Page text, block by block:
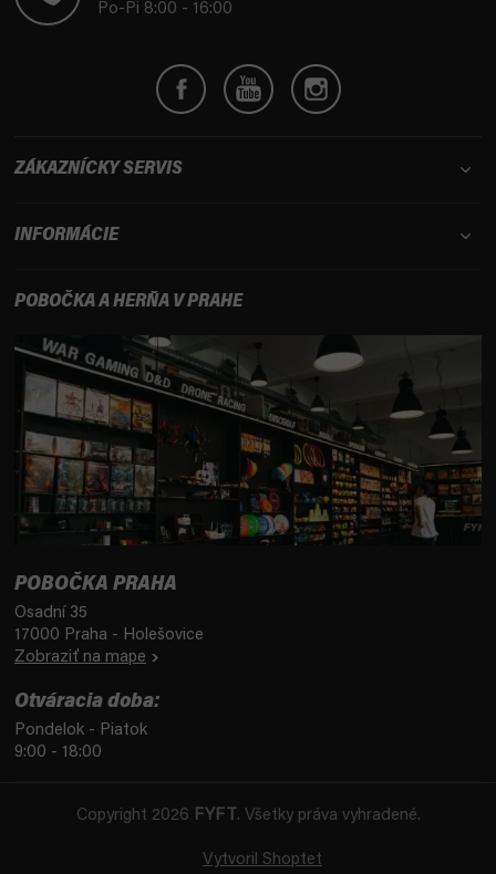
Po-Pi 8:00 - 16:00
ZÁKAZNÍCKY SERVIS
INFORMÁCIE
POBOČKA A HERŇA V PRAHE
POBOČKA PRAHA
Osadní 35
17000 Praha - Holešovice
Zobraziť na mape
Otváracia doba:
Pondelok - Piatok
9:00 - 18:00
Vytvoril Shoptet
Copyright 2026 FYFT . Všetky práva vyhradené.